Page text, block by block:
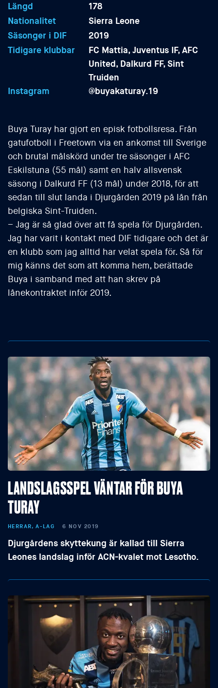
Längd
178
Nationalitet
Sierra Leone
Säsonger i DIF
2019
Tidigare klubbar
FC Mattia, Juventus IF, AFC
United, Dalkurd FF, Sint
Truiden
Instagram
@buyakaturay.19
Buya Turay har gjort en episk fotbollsresa. Från
gatufotboll i Freetown via en ankomst till Sverige
och brutal målskörd under tre säsonger i AFC
Eskilstuna (55 mål) samt en halv allsvensk
säsong i Dalkurd FF (13 mål) under 2018, för att
sedan till slut landa i Djurgården 2019 på lån från
belgiska Sint-Truiden.
– Jag är så glad över att få spela för Djurgården.
Jag har varit i kontakt med DIF tidigare och det är
en klubb som jag alltid har velat spela för. Så för
mig känns det som att komma hem, berättade
Buya i samband med att han skrev på
lånekontraktet inför 2019.
LANDSLAGSSPEL VÄNTAR FÖR BUYA
TURAY
HERRAR, A-LAG 6 NOV 2019
Djurgårdens skyttekung är kallad till Sierra
Leones landslag inför ACN-kvalet mot Lesotho.